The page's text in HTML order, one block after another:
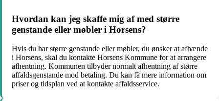
Hvordan kan jeg skaffe mig af med større
genstande eller møbler i Horsens?
Hvis du har større genstande eller møbler, du ønsker at afhænde
i Horsens, skal du kontakte Horsens Kommune for at arrangere
afhentning. Kommunen tilbyder normalt afhentning af større
affaldsgenstande mod betaling. Du kan få mere information om
priser og tidsplan ved at kontakte affaldsservice.